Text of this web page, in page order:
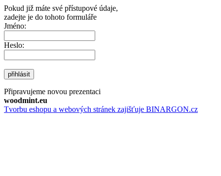
Pokud již máte své přístupové údaje,
zadejte je do tohoto formuláře
Jméno:
Heslo:
přihlásit
Připravujeme novou prezentaci
woodmint.eu
Tvorbu eshopu a webových stránek zajišťuje BINARGON.cz